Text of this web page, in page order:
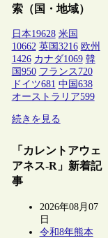
索（国・地域）
日本19628 米国
10662 英国 3216 欧州
1426 カナダ1069 韓
国 950 フランス 720
ドイツ681 中国 638
オーストラリア599
続きを見る
「カレントアウェ
アネス-R」新着記
事
2026年08月07
日
令和8年熊本